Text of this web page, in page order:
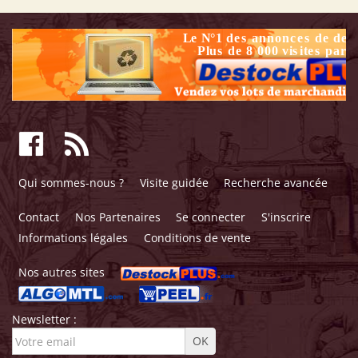
Qui sommes-nous ? Visite guidée Recherche avancée
Contact Nos Partenaires Se connecter
S'inscrire
Informations légales
Conditions de vente
Nos autres sites
Newsletter :